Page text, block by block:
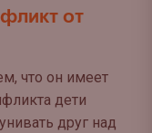
от
что он имеет
дети
друг над